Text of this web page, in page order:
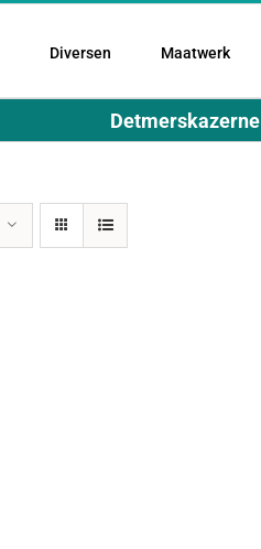
Diversen Maatwerk
Detmerskazerne